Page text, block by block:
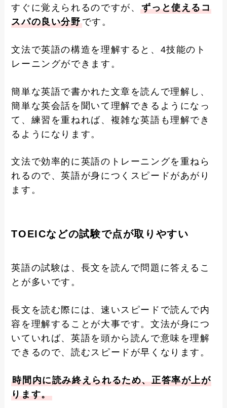
すぐに覚えられるのですが、ずっと使えるコ
スパの良い分野です。
文法で英語の構造を理解すると、4技能のト
レーニングができます。
簡単な英語で書かれた文章を読んで理解し、
簡単な英会話を聞いて理解できるようになっ
て、練習を重ねれば、複雑な英語も理解でき
るようになります。
文法で効率的に英語のトレーニングを重ねら
れるので、英語が身につくスピードがあがり
ます。
TOEICなどの試験で点が取りやすい
英語の試験は、長文を読んで問題に答えるこ
とが多いです。
長文を読む際には、速いスピードで読んで内
容を理解することが大事です。文法が身につ
いていれば、英語を頭から読んで意味を理解
できるので、読むスピードが早くなります。
時間内に読み終えられるため、正答率が上が
ります。